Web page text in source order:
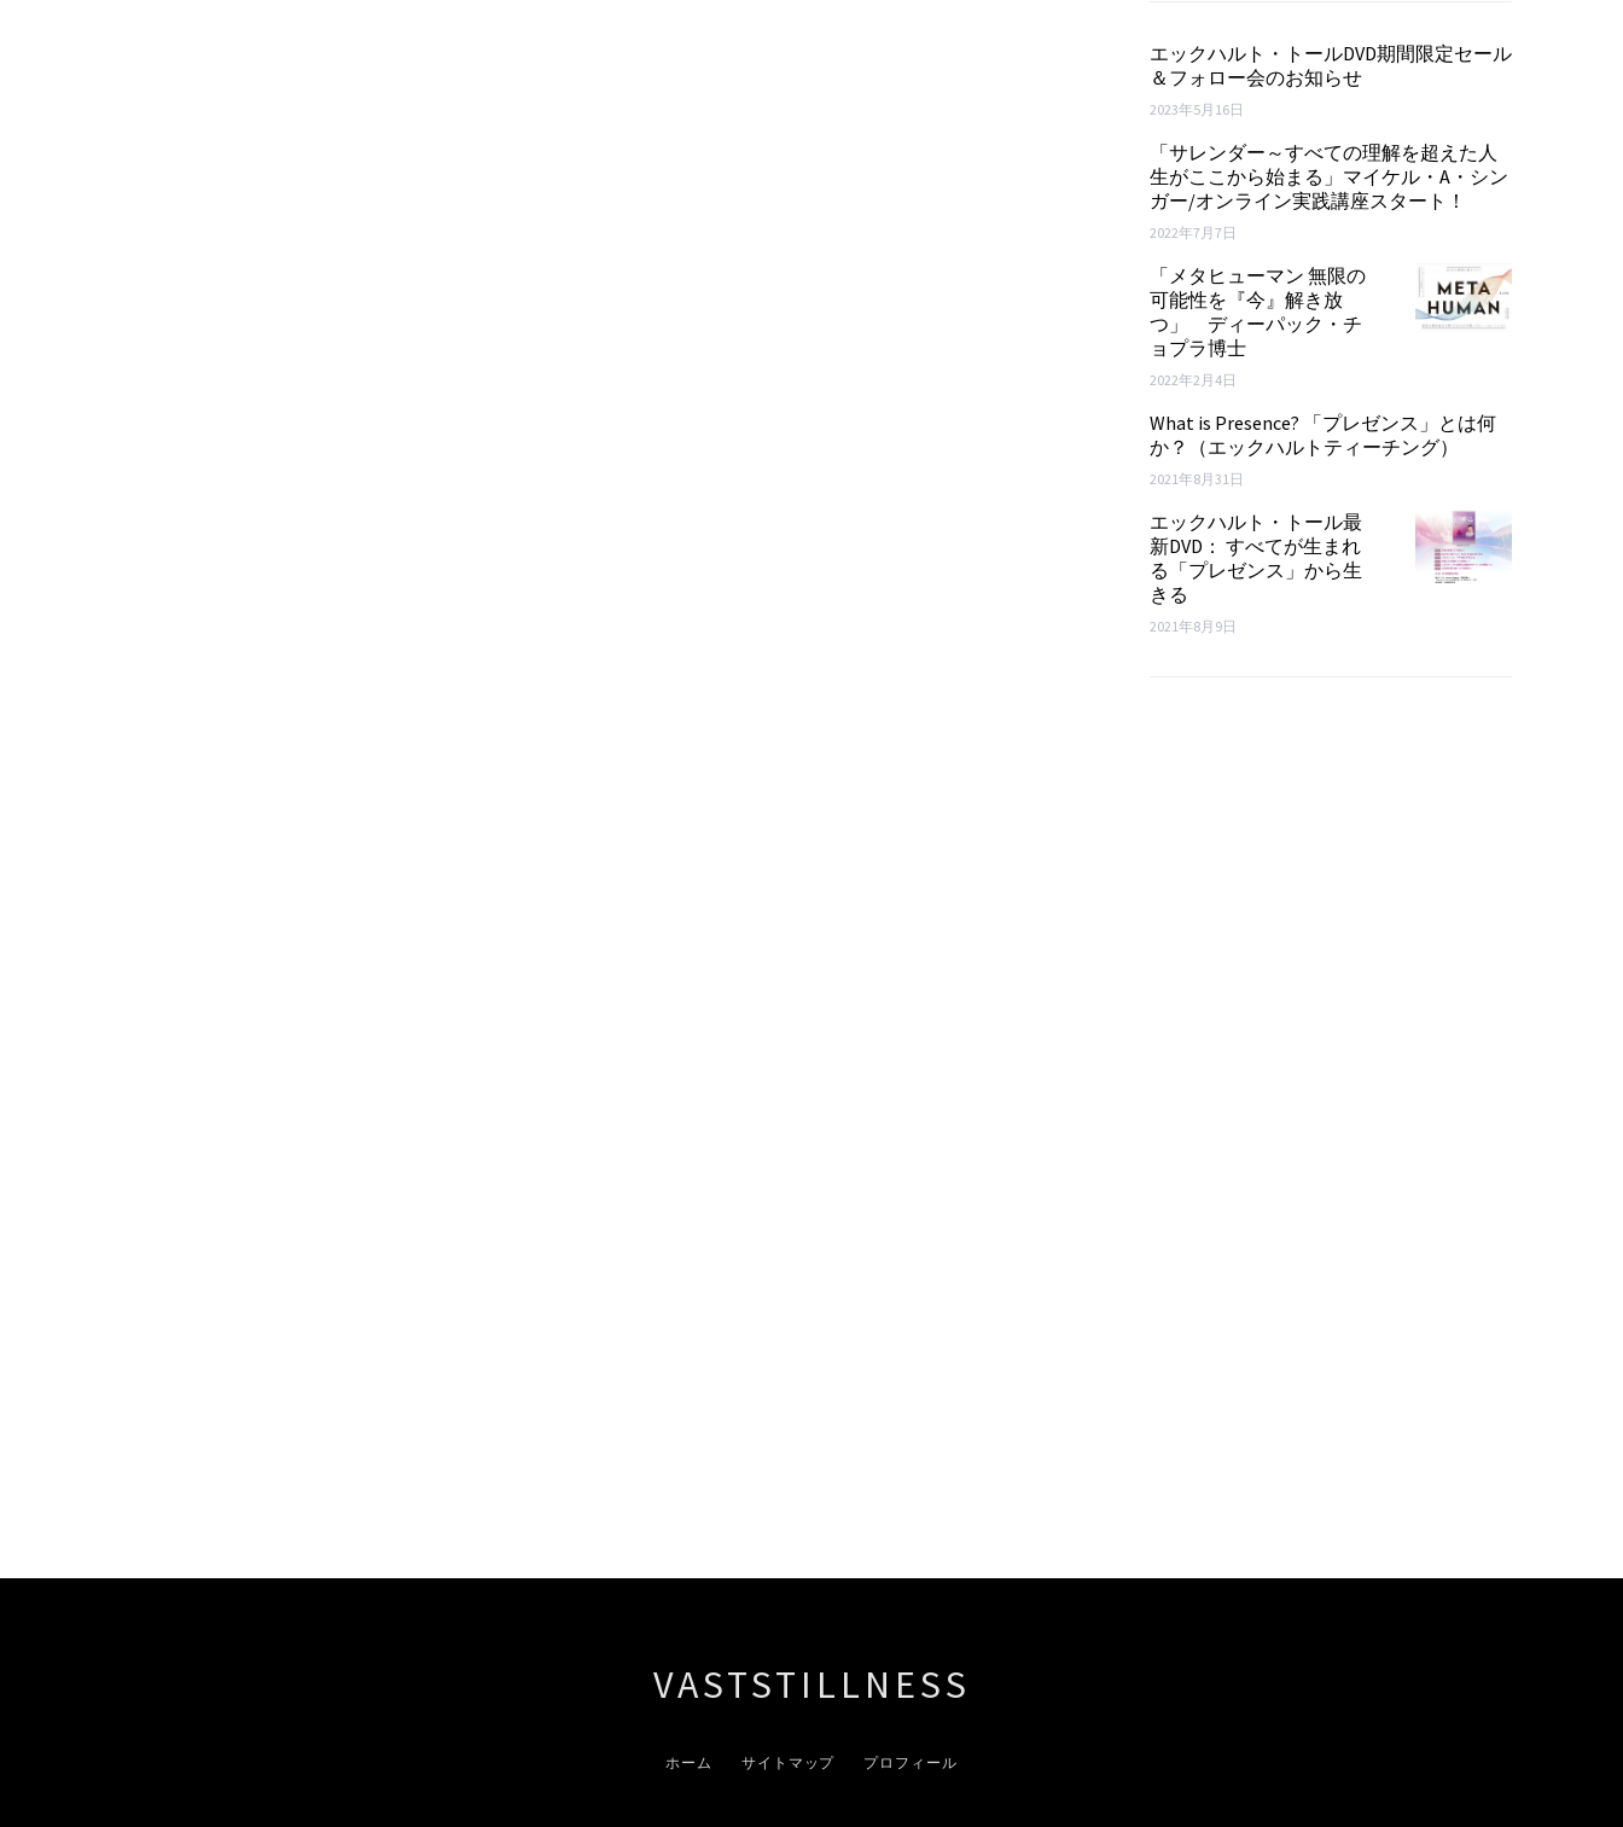
エックハルト・トールDVD期間限定セール
＆フォロー会のお知らせ
2023年5月16日
「サレンダー～すべての理解を超えた人
生がここから始まる」マイケル・A・シン
ガー/オンライン実践講座スタート！
2022年7月7日
「メタヒューマン 無限の
可能性を『今』解き放
つ」 ディーパック・チ
ョプラ博士
2022年2月4日
What is Presence? 「プレゼンス」とは何
か？（エックハルトティーチング）
2021年8月31日
エックハルト・トール最
新DVD： すべてが生まれ
る「プレゼンス」から生
きる
2021年8月9日
VASTSTILLNESS
ホーム サイトマップ プロフィール